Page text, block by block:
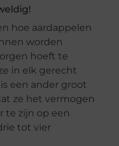
hoe aardappelen
worden
hoeft te
in elk gerecht
een ander groot
ze het vermogen
te zijn op een
tot vier